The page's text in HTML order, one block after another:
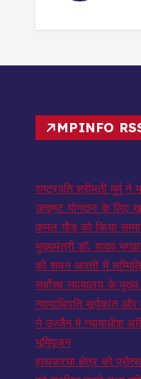
MPINFO
राष्ट्रपति श्रीमती मुर्मु ने
उत्कृष्ट योगदान के लिए
कमल गौड़ को किया
मुख्यमंत्री डॉ. यादव
की शयन आरती में
सर्वोच्च न्यायालय के मुख्‍य
न्यायाधिपति सूर्यकांत
ने उज्जैन में न्यायाधीश
भूमिपूजन
हाथकरघा क्षेत्र को